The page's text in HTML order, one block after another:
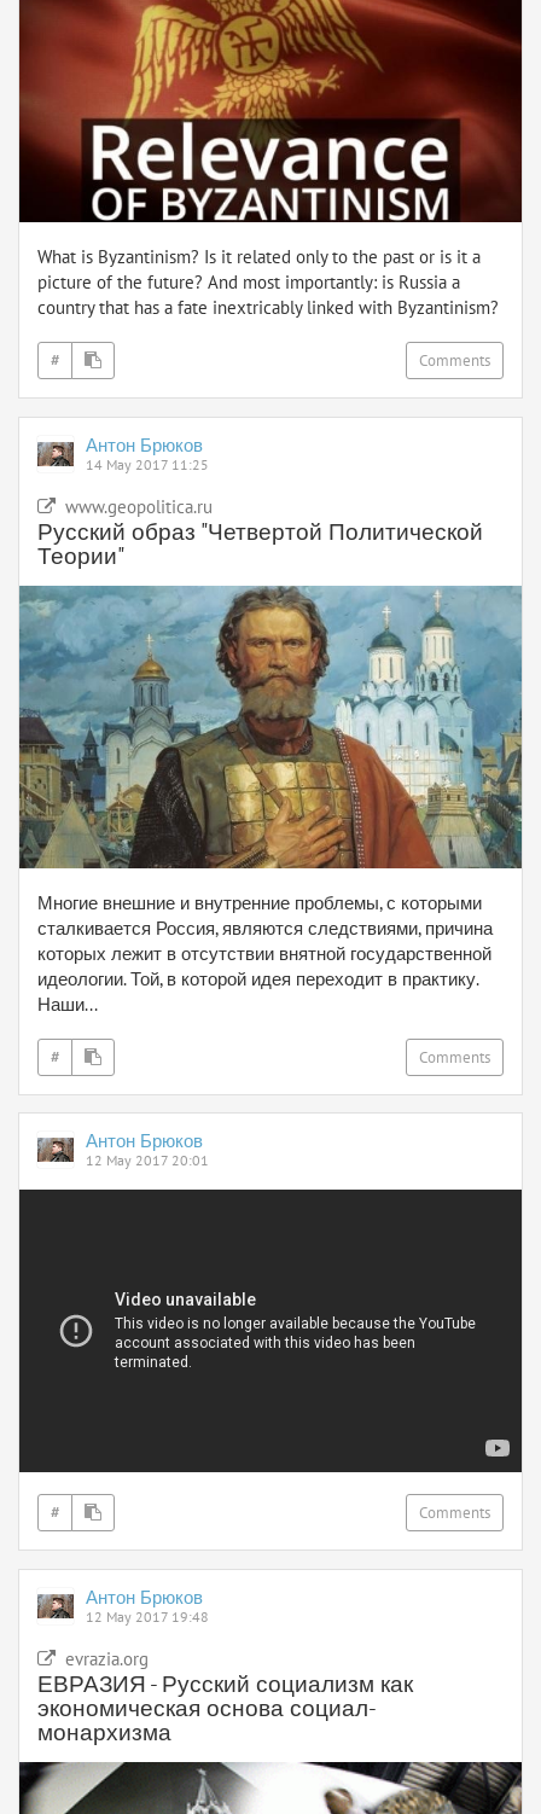
What is Byzantinism? Is it related only to the past or is it a
picture of the future? And most importantly: is Russia a
country that has a fate inextricably linked with Byzantinism?
# Comments
Антон Брюков
14 May 2017 11:25
www.geopolitica.ru
Русский образ "Четвертой Политической
Теории"
Многие внешние и внутренние проблемы, с которыми
сталкивается Россия, являются следствиями, причина
которых лежит в отсутствии внятной государственной
идеологии. Той, в которой идея переходит в практику.
Наши...
# Comments
Антон Брюков
12 May 2017 20:01
# Comments
Антон Брюков
12 May 2017 19:48
evrazia.org
ЕВРАЗИЯ - Русский социализм как
экономическая основа социал-
монархизма